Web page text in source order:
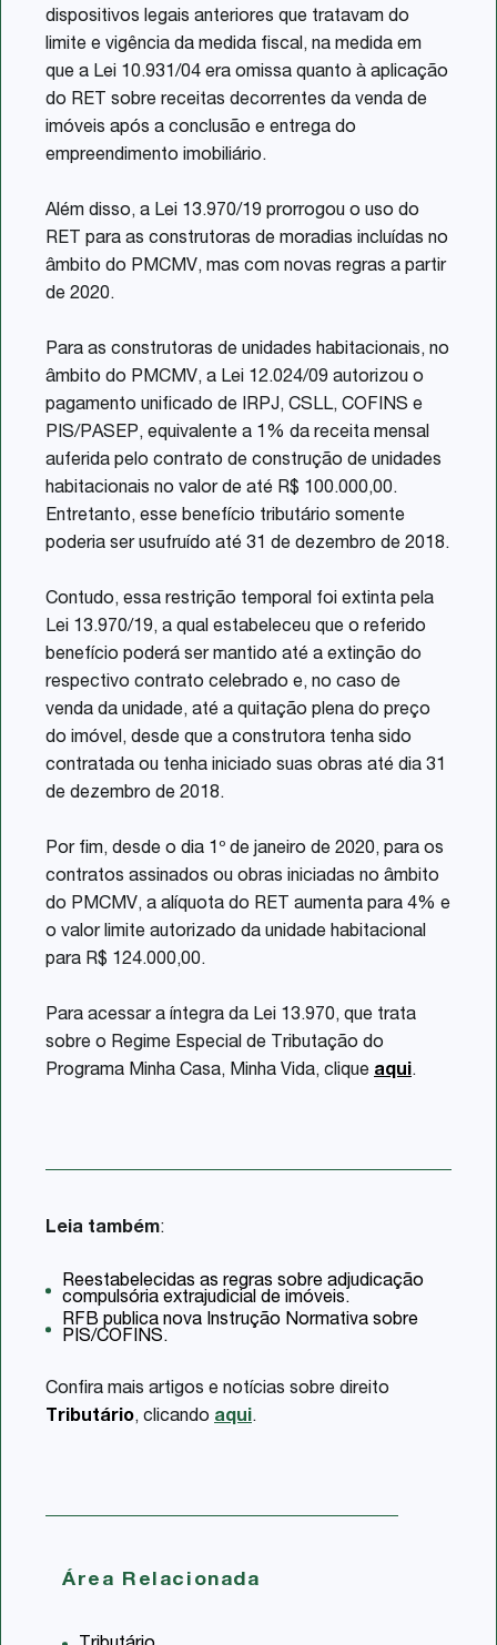
dispositivos legais anteriores que tratavam do
limite e vigência da medida fiscal, na medida em
que a Lei 10.931/04 era omissa quanto à aplicação
do RET sobre receitas decorrentes da venda de
imóveis após a conclusão e entrega do
empreendimento imobiliário.
Além disso, a Lei 13.970/19 prorrogou o uso do
RET para as construtoras de moradias incluídas no
âmbito do PMCMV, mas com novas regras a partir
de 2020.
Para as construtoras de unidades habitacionais, no
âmbito do PMCMV, a Lei 12.024/09 autorizou o
pagamento unificado de IRPJ, CSLL, COFINS e
PIS/PASEP, equivalente a 1% da receita mensal
auferida pelo contrato de construção de unidades
habitacionais no valor de até R$ 100.000,00.
Entretanto, esse benefício tributário somente
poderia ser usufruído até 31 de dezembro de 2018.
Contudo, essa restrição temporal foi extinta pela
Lei 13.970/19, a qual estabeleceu que o referido
benefício poderá ser mantido até a extinção do
respectivo contrato celebrado e, no caso de
venda da unidade, até a quitação plena do preço
do imóvel, desde que a construtora tenha sido
contratada ou tenha iniciado suas obras até dia 31
de dezembro de 2018.
Por fim, desde o dia 1º de janeiro de 2020, para os
contratos assinados ou obras iniciadas no âmbito
do PMCMV, a alíquota do RET aumenta para 4% e
o valor limite autorizado da unidade habitacional
para R$ 124.000,00.
Para acessar a íntegra da Lei 13.970, que trata
sobre o Regime Especial de Tributação do
Programa Minha Casa, Minha Vida, clique aqui.
Leia também:
Reestabelecidas as regras sobre adjudicação
compulsória extrajudicial de imóveis.
RFB publica nova Instrução Normativa sobre
PIS/COFINS.
Confira mais artigos e notícias sobre direito
Tributário, clicando aqui.
Área Relacionada